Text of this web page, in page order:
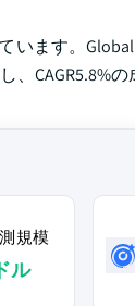
ます。Global
CAGR5.8%の
規模
ル